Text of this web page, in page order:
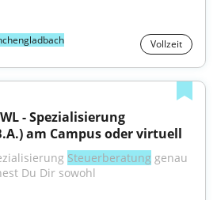
Vollzeit
am Campus oder virtuell
Steuerberatung genau
Du Dir sowohl